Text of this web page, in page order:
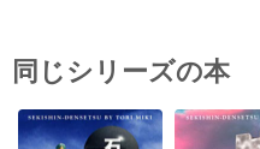
同じシリーズの本